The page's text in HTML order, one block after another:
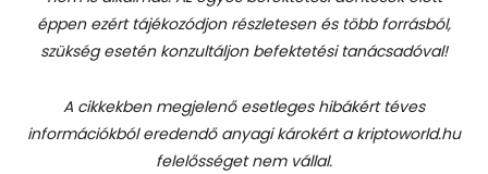
éppen ezért tájékozódjon részletesen és több forrásból,
szükség esetén konzultáljon befektetési tanácsadóval!
A cikkekben megjelenő esetleges hibákért téves
információkból eredendő anyagi károkért a kriptoworld.hu
felelősséget nem vállal.